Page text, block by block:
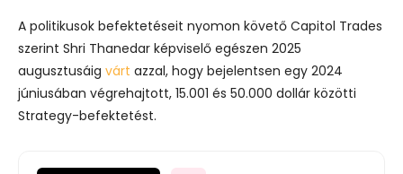
A politikusok befektetéseit nyomon követő Capitol Trades
szerint Shri Thanedar képviselő egészen 2025
augusztusáig várt azzal, hogy bejelentsen egy 2024
júniusában végrehajtott, 15.001 és 50.000 dollár közötti
Strategy-befektetést.